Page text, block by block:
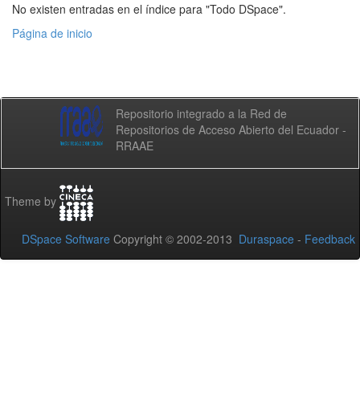
No existen entradas en el índice para "Todo DSpace".
Página de inicio
Repositorio integrado a la Red de
Repositorios de Acceso Abierto del Ecuador -
RRAAE
Theme by
DSpace Software Copyright © 2002-2013 Duraspace - Feedback